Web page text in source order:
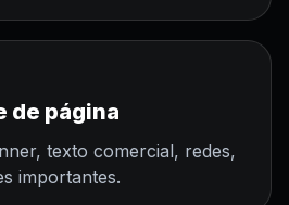
de página
texto comercial, redes,
importantes.